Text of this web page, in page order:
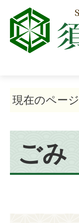
現在のページ
ごみ